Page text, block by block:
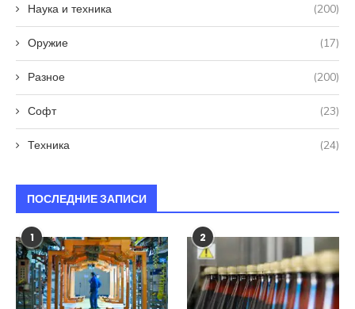
Наука и техника (200)
Оружие (17)
Разное (200)
Софт (23)
Техника (24)
ПОСЛЕДНИЕ ЗАПИСИ
1 2